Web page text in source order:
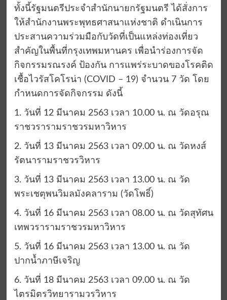
ทั้งนี้รัฐมนตรีประจำสำนักนายกรัฐมนตรี ได้สั่งการ
ให้สำนักงานพระพุทธศาสนาแห่งชาติ ดำเนินการ
ประสานความร่วมมือกับวัดที่เป็นแหล่งท่องเที่ยว
สำคัญในพื้นที่กรุงเทพมหานคร เพื่อนำร่องการจัด
กิจกรรมรณรงค์ ป้องกัน การแพร่ระบาดของโรคติด
เชื้อไวรัสโคโรน่า (COVID – 19) จำนวน 7 วัด โดย
กำหนดการจัดกิจกรรม ดังนี้
1. วันที่ 12 มีนาคม 2563 เวลา 10.00 น. ณ วัดอรุณ
ราชวรารามราชวรมหาวิหาร
2. วันที่ 13 มีนาคม 2563 เวลา 09.00 น. ณ วัดหงส์
รัตนารามราชวรวิหาร
3. วันที่ 13 มีนาคม 2563 เวลา 13.00 น. ณ วัด
พระเชตุพนวิมลมังคลาราม (วัดโพธิ์)
4. วันที่ 16 มีนาคม 2563 เวลา 08.00 น. ณ วัดสุทัศน
เทพวรารามราชวรมหาวิหาร
5. วันที่ 16 มีนาคม 2563 เวลา 13.00 น. ณ วัด
ปากน้ำภาษีเจริญ
6. วันที่ 18 มีนาคม 2563 เวลา 09.00 น. ณ วัด
ไตรมิตรวิทยารามวรวิหาร